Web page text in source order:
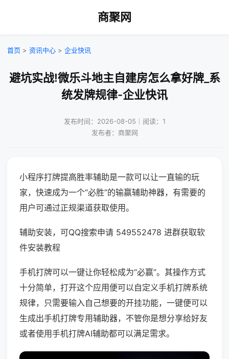
商聚网
首页 > 资讯中心 > 企业快讯
避坑实战!微乐斗地主自建房怎么拿好牌_系
统发牌规律-企业快讯
发布时间：2026-08-05｜阅读：1
发布者：商聚网
小程序打牌提高胜率辅助是一款可以让一直输的玩
家，快速成为一个“必胜”的输赢辅助神器，有需要的
用户可通过正规渠道获取使用。
辅助安装，可QQ搜索申请 549552478 进群获取软
件安装教程
手机打牌可以一键让你轻松成为“必赢”。其操作方式
十分简单，打开这个应用便可以自定义手机打牌系统
规律，只需要输入自己想要的开挂功能，一键便可以
生成出手机打牌专用辅助器，不管你是想分享给好友
或者使用手机打牌AI辅助都可以满足需求。